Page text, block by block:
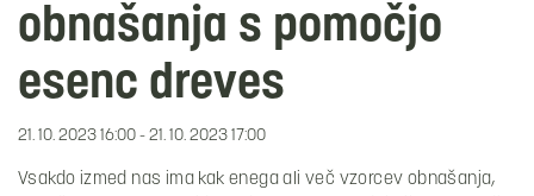
obnašanja s pomočjo
esenc dreves
21. 10. 2023 16:00 - 21. 10. 2023 17:00
Vsakdo izmed nas ima kak enega ali več vzorcev obnašanja,